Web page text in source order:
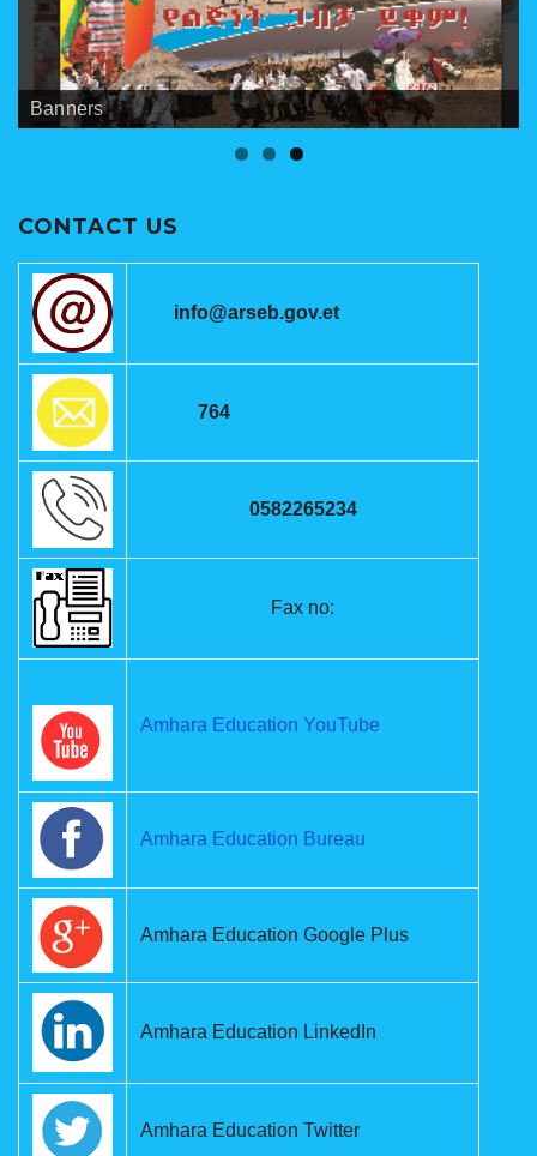
ANRSEB Photo Gallery
Banners
Meetings
CONTACT US
info@arseb.gov.et
764
0582265234
Fax no:
Amhara Education YouTube
Amhara Education Bureau
Amhara Education Google Plus
Amhara Education LinkedIn
Amhara Education Twitter